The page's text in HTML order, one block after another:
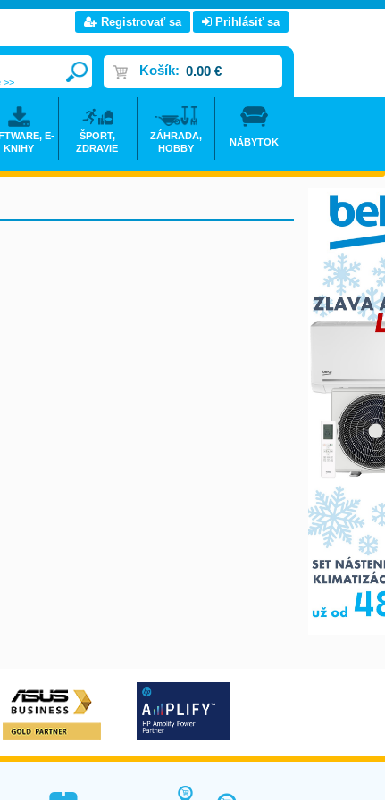
Registrovať sa Prihlásiť sa
Košík: 0.00 €
>>
E-
KNIHY
ŠPORT,
ZDRAVIE
ZÁHRADA,
HOBBY
NÁBYTOK